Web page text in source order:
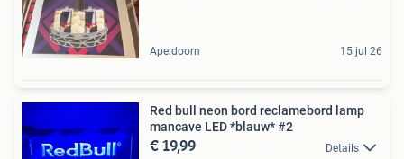
Apeldoorn 15 jul 26
Red bull neon bord reclamebord lamp
mancave LED *blauw* #2
€ 19,99 Details